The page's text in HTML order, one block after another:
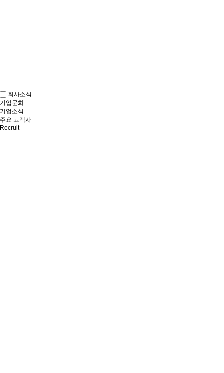
회사소식
기업문화
기업소식
주요 고객사
Recruit